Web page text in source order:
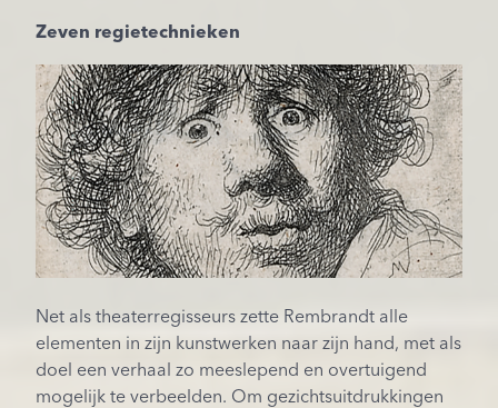
Zeven regietechnieken
Net als theaterregisseurs zette Rembrandt alle
elementen in zijn kunstwerken naar zijn hand, met als
doel een verhaal zo meeslepend en overtuigend
mogelijk te verbeelden. Om gezichtsuitdrukkingen